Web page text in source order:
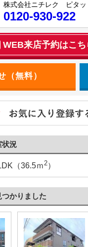
株式会社ニチレク ピタッ
0120-930-922
WEB来店予約はこち
状況
（36.5ｍ2）
かりました